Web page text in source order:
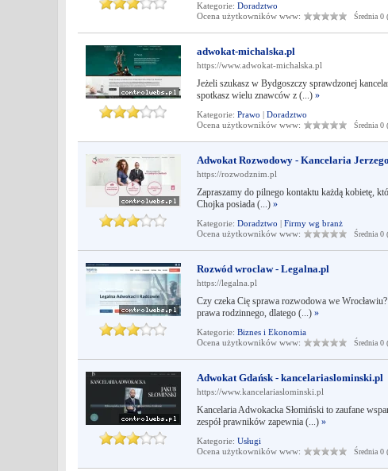
Kategorie: Doradztwo
Ocena użytkowników www:
Średnia 0
adwokat-michalska.pl
https://www.adwokat-michalska.pl
Jeżeli szukasz w Bydgoszczy sprawdzonej
spotkasz wielu znawców z (...) »
Kategorie: Prawo | Doradztwo
Ocena użytkowników www:
Średnia 0
Adwokat Rozwodowy - Kancelaria
https://rozwodznim.pl
Zapraszamy do pilnego kontaktu każdą kobietę,
Chojka posiada (...) »
Kategorie: Doradztwo | Firmy wg branż
Ocena użytkowników www:
Średnia 0
Rozwód wroclaw - Legalna.pl
https://legalna.pl
Czy czeka Cię sprawa rozwodowa we
prawa rodzinnego, dlatego (...) »
Kategorie: Biznes i Ekonomia
Ocena użytkowników www:
Średnia 0
Adwokat Gdańsk - kancelariaslominski.pl
https://www.kancelariaslominski.pl
Kancelaria Adwokacka Słomiński to zaufane
zespół prawników zapewnia (...) »
Kategorie: Usługi
Ocena użytkowników www:
Średnia 0